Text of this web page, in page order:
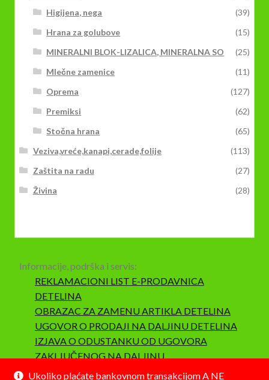
Ukoliko plaćate bankovnom transakcijom A NE
Higijena, nega
(39)
Hrana za golubove
(15)
MINERALNI BLOK-LIZALICA, MINERALNA SO
(25)
Mlečne zamenice
(11)
Oprema
(127)
Premiksi
(62)
Stočna hrana
(65)
Veziva,vreće,kanapi,cerade,folije
(113)
Zaštita na radu
(27)
Živina
(28)
Informacije, podrška i servis:
REKLAMACIONI LIST E-PRODAVNICA
DETELINA
OBRAZAC ZA ZAMENU ARTIKLA DETELINA
UGOVOR O PRODAJI NA DALJINU DETELINA
IZJAVA O ODUSTANKU OD UGOVORA
ZAKLJUČENOG NA DALJINU
SAOBRAZNOST I REKLAMACIJA